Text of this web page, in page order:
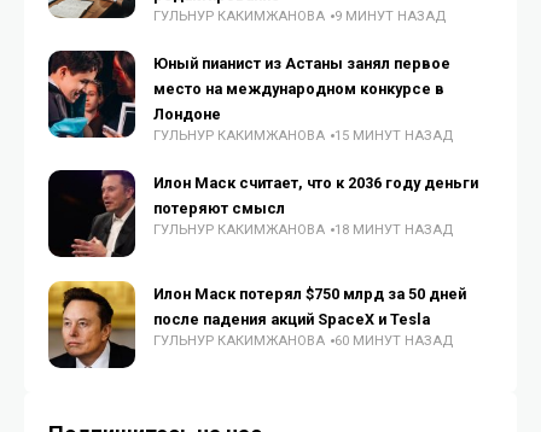
ГУЛЬНУР КАКИМЖАНОВА 9 МИНУТ НАЗАД
Юный пианист из Астаны занял первое
место на международном конкурсе в
Лондоне
ГУЛЬНУР КАКИМЖАНОВА 15 МИНУТ НАЗАД
Илон Маск считает, что к 2036 году деньги
потеряют смысл
ГУЛЬНУР КАКИМЖАНОВА 18 МИНУТ НАЗАД
Илон Маск потерял $750 млрд за 50 дней
после падения акций SpaceX и Tesla
ГУЛЬНУР КАКИМЖАНОВА 60 МИНУТ НАЗАД